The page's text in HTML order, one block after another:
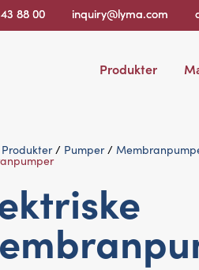
88 00 inquiry@lyma.com
Produkter
Produkter/ Pumper/